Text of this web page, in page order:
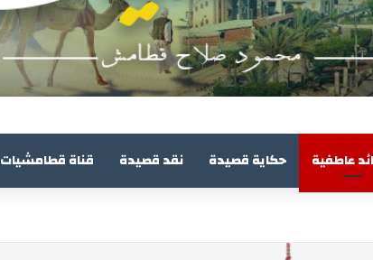
عاطفية حكاية قصيدة نقد قصيدة قناة قطامشيات